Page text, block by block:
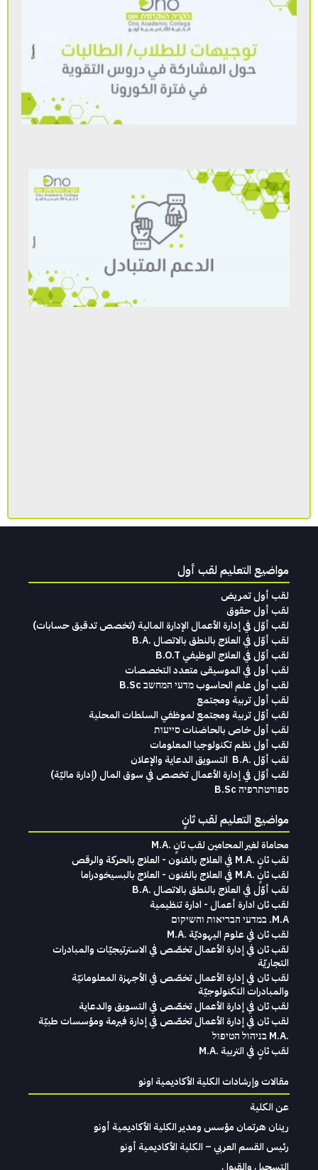
مواضيع التعليم لقب أول
لقب أول تمريض
لقب أول حقوق
لقب‭ ‬أوّل‭ ‬في‭ ‬إدارة‭ ‬الأعمال الإدارة‭ ‬المالية (تخصص‭ ‬تدقيق‭ ‬حسابات)‬
لقب أوّل في العلاج بالنطق بالاتصال .B.A
لقب أوّل في العلاج الوظيفي B.O.T
لقب‭ ‬أول في‭ ‬الموسيقى‭ ‬متعدد‭ ‬التخصصات‭
لقب أول علم الحاسوب מדעי המחשב B.Sc
لقب أول تربية ومجتمع
لقب أوّل تربية ومجتمع لموظفي السلطات المحلية
لقب أول خاص بالحاضنات סייעות
لقب أول نظم تكنولوجيا المعلومات
لقب‭ ‬أوّل .‭ ‬B.A التسويق‭ ‬الدعاية‭ ‬والإعلان
لقب‭ ‬أوّل‭ ‬في‭ ‬إدارة‭ ‬الأعمال تخصص‭ ‬في‭ ‬سوق‭ ‬المال ‭)‬إدارة‭ ‬ماليّة‭ (
ספורטתרפיה B.Sc
مواضيع التعليم لقب ثانٍ
محاماة‭ ‬لغير‭ ‬المحامين لقب‭ ‬ثانٍ .‭ ‬M.A
لقب ثانٍ .M.A في العلاج بالفنون - العلاج بالحركة والرقص
لقب ثانٍ .M.A في العلاج بالفنون - العلاج بالبسيخودراما
لقب أوّل في العلاج بالنطق بالاتصال .B.A
لقب ثان ادارة أعمال - ادارة تنظيمية
M.A. במדעי הבריאות והשיקום
لقب ثان في علوم اليهوديّة .M.A
لقب ثان في إدارة الأعمال تخصّص في الاسترتيجيّات والمبادرات
التجاريّة
لقب ثان في إدارة الأعمال تخصّص في الأجهزة المعلومانيّة
والمبادرات التكنولوجيّة
لقب ثان في إدارة الأعمال تخصّص في التسويق والدعاية
لقب ثان في إدارة الأعمال تخصّص في إدارة فيرمة ومؤسسات طبيّة
.M.A בניהול הטיפול
لقب ثانٍ في التربية .M.A
مقالات وإرشادات الكلية الأكاديمية اونو
عن الكلية
رينان هرتمان مؤسس ومدير الكلية الأكاديمية أونو
رئيس القسم العربي – الكلية الأكاديمية أونو
التسجيل والقبول